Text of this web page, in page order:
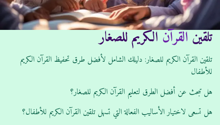
:
:
تلقينالقرآنالكريم للصغار
تلقين القرآن الكريم للصغار: دليلك الشامل لأفضل طرق تحفيظ القرآن الكريم
للأطفال
هل تبحث عن أفضل الطرق لتعليم القرآن الكريم للصغار؟
هل تسعى لاختيار الأساليب الفعالة التي تسهل تلقين القرآن الكريم للأطفال؟